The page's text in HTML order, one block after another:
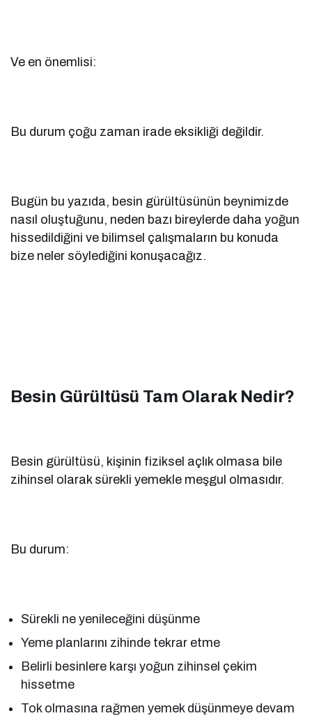
Ve en önemlisi:
Bu durum çoğu zaman irade eksikliği değildir.
Bugün bu yazıda, besin gürültüsünün beynimizde
nasıl oluştuğunu, neden bazı bireylerde daha yoğun
hissedildiğini ve bilimsel çalışmaların bu konuda
bize neler söylediğini konuşacağız.
Besin Gürültüsü Tam Olarak Nedir?
Besin gürültüsü, kişinin fiziksel açlık olmasa bile
zihinsel olarak sürekli yemekle meşgul olmasıdır.
Bu durum:
Sürekli ne yenileceğini düşünme
Yeme planlarını zihinde tekrar etme
Belirli besinlere karşı yoğun zihinsel çekim
hissetme
Tok olmasına rağmen yemek düşünmeye devam